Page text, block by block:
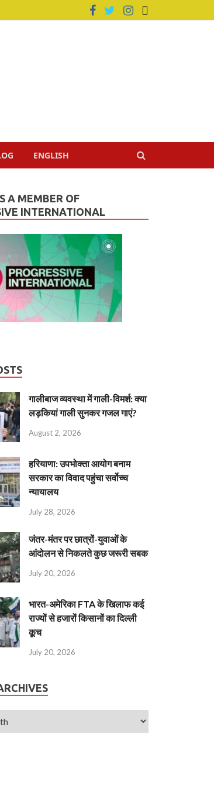
ENGLISH
A MEMBER OF
INTERNATIONAL
गालीबाज व्‍यवस्‍था में गाली-विमर्श: क्या
लड़कियां गाली सुनकर गजल गाएं?
August 2, 2026
हरियाणा: उपभोक्ता आयोग बनाम
सरकार का विवाद पहुंचा सर्वोच्च
न्यायालय
July 28, 2026
जंतर-मंतर पर छात्रों-युवाओं के
आंदोलन से निकलते कुछ जरूरी सबक
July 20, 2026
भारत-अमेरिका FTA के खिलाफ कई
राज्यों से हजारों किसानों का दिल्ली
कूच
July 20, 2026